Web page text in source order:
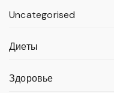
Uncategorised
Диеты
Здоровье